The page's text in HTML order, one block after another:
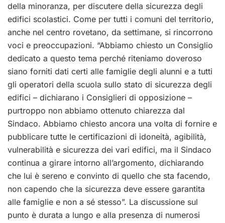
della minoranza, per discutere della sicurezza degli
edifici scolastici. Come per tutti i comuni del territorio,
anche nel centro rovetano, da settimane, si rincorrono
voci e preoccupazioni. “Abbiamo chiesto un Consiglio
dedicato a questo tema perché riteniamo doveroso
siano forniti dati certi alle famiglie degli alunni e a tutti
gli operatori della scuola sullo stato di sicurezza degli
edifici – dichiarano i Consiglieri di opposizione –
purtroppo non abbiamo ottenuto chiarezza dal
Sindaco. Abbiamo chiesto ancora una volta di fornire e
pubblicare tutte le certificazioni di idoneità, agibilità,
vulnerabilità e sicurezza dei vari edifici, ma il Sindaco
continua a girare intorno all’argomento, dichiarando
che lui è sereno e convinto di quello che sta facendo,
non capendo che la sicurezza deve essere garantita
alle famiglie e non a sé stesso”. La discussione sul
punto è durata a lungo e alla presenza di numerosi